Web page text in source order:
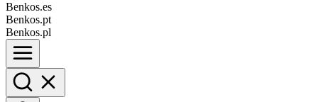
Benkos.es
Benkos.pt
Benkos.pl